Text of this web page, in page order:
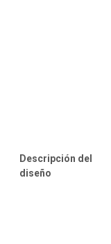
Descripción del
diseño